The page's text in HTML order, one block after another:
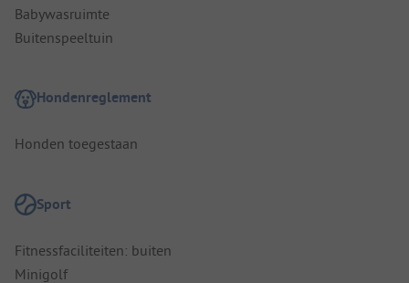
Babywasruimte
Buitenspeeltuin
Hondenreglement
Honden toegestaan
Sport
Fitnessfaciliteiten: buiten
Minigolf